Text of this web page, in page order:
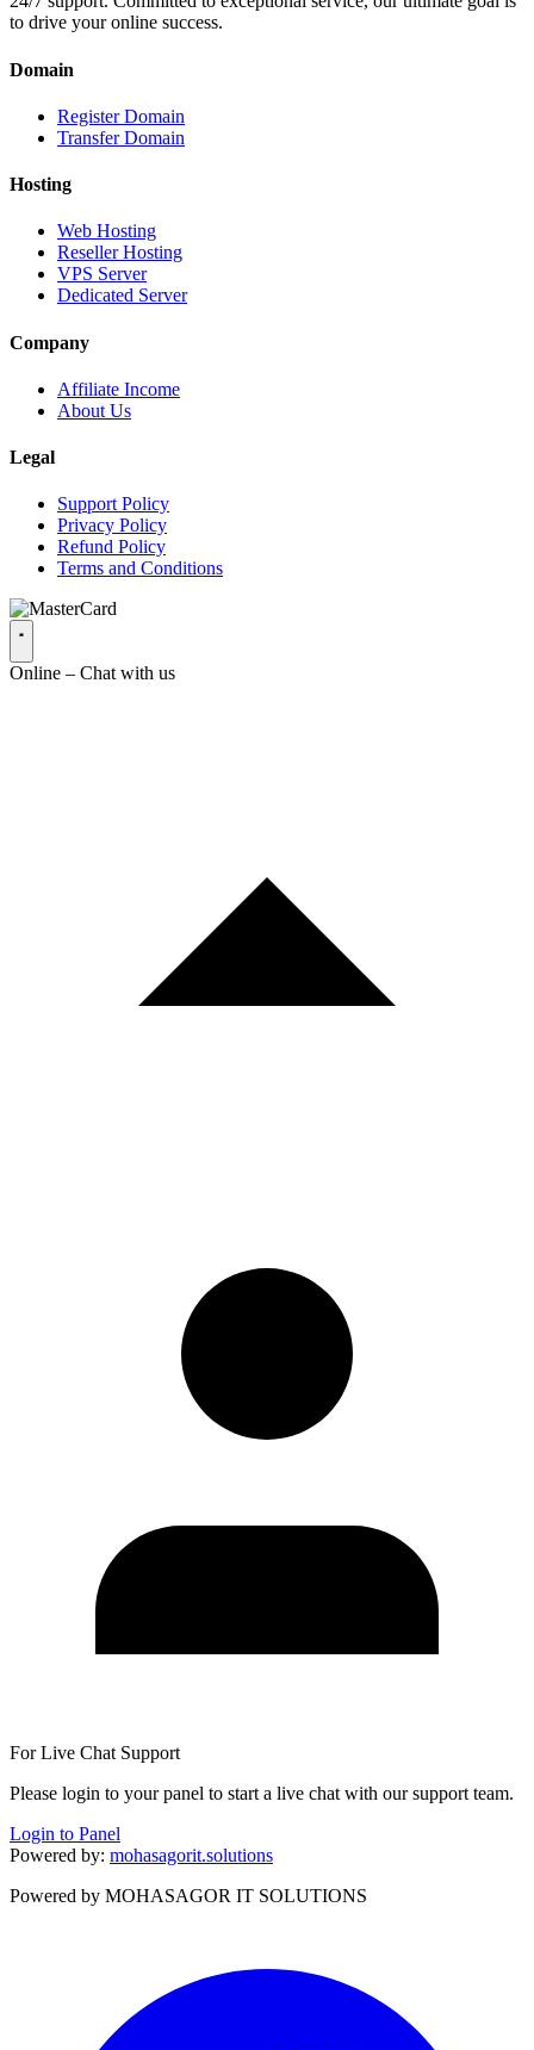
to drive your online success.
Domain
Register Domain
Transfer Domain
Hosting
Web Hosting
Reseller Hosting
VPS Server
Dedicated Server
Company
Affiliate Income
About Us
Legal
Support Policy
Privacy Policy
Refund Policy
Terms and Conditions
Online – Chat with us
For Live Chat Support
Please login to your panel to start a live chat with our support team.
Login to Panel
Powered by: mohasagorit.solutions
Powered by MOHASAGOR IT SOLUTIONS